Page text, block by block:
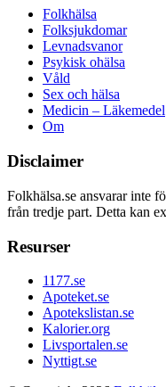
Folkhälsa
Folksjukdomar
Levnadsvanor
Psykisk ohälsa
Våld
Sex och hälsa
Medicin – Läkemedel
Om
Disclaimer
Folkhälsa.se ansvarar inte
från tredje part. Detta kan
Resurser
1177.se
Apoteket.se
Apotekslistan.se
Kalorier.org
Livsportalen.se
Nyttigt.se